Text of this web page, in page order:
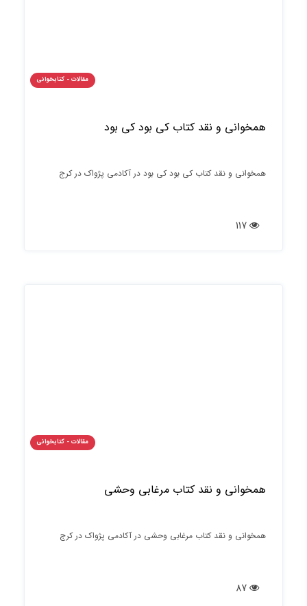
مقالات - کتابخوانی
همخوانی و نقد کتاب کی بود کی بود
همخوانی و نقد کتاب کی بود کی بود در آکادمی پژواک در کرج
مقالات - کتابخوانی
همخوانی و نقد کتاب مرغابی وحشی
همخوانی و نقد کتاب مرغابی وحشی در آکادمی پژواک در کرج